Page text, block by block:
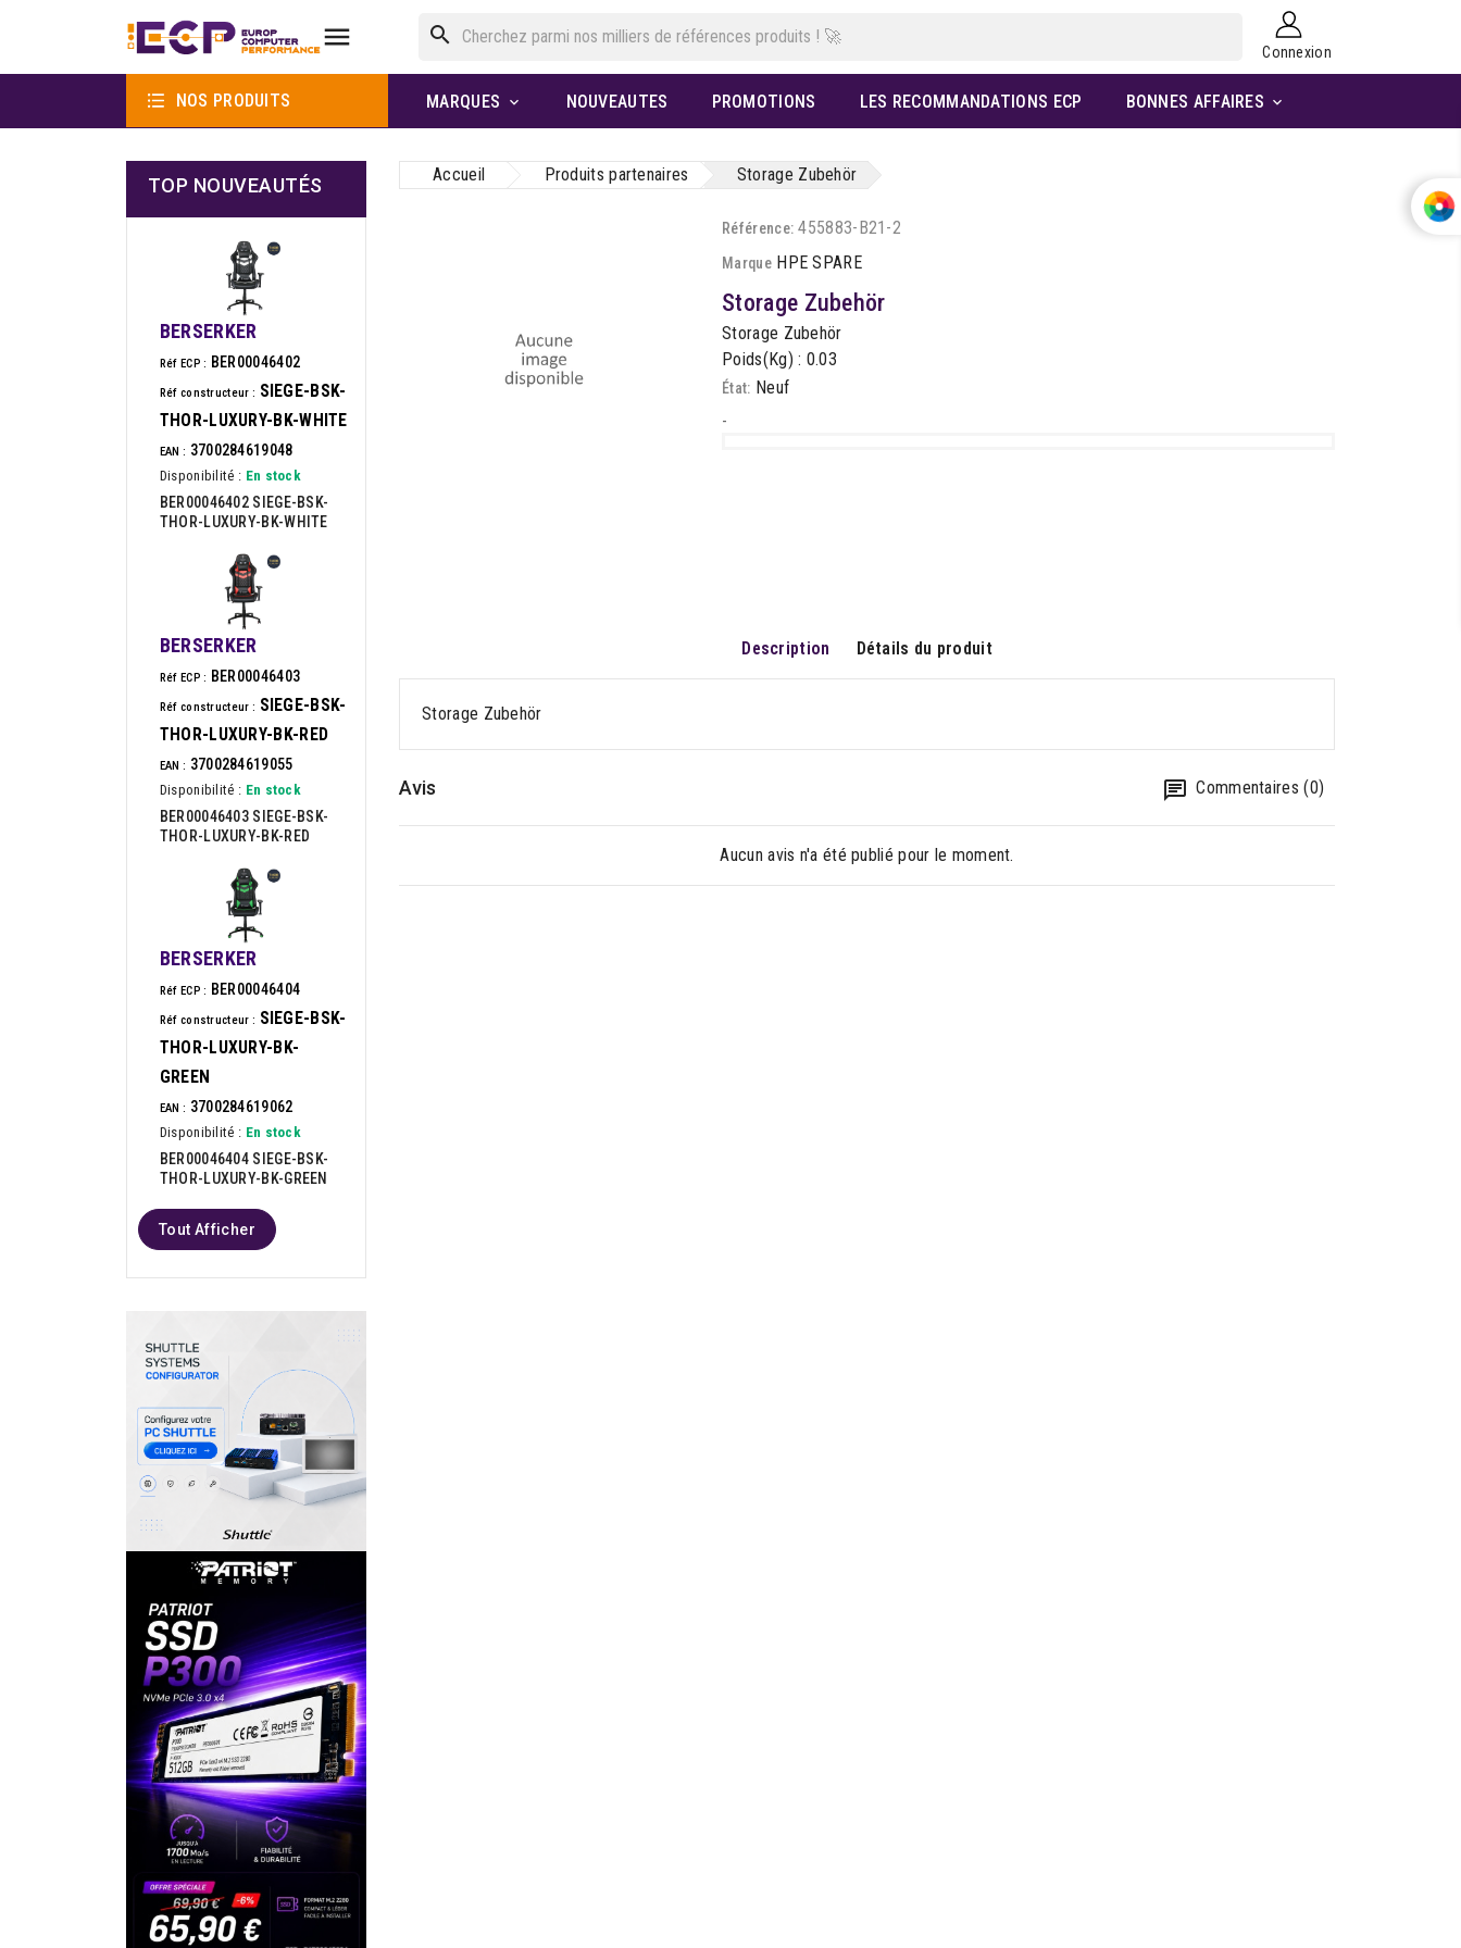
 search
Connexion
 NOS PRODUITS MARQUES  NOUVEAUTES PROMOTIONS LES RECOMMANDATIONS ECP BONNES AFFAIRES 
TOP NOUVEAUTÉS
BERSERKER
Réf ECP : BER00046402
Réf constructeur : SIEGE-BSK-
THOR-LUXURY-BK-WHITE
EAN : 3700284619048
Disponibilité : En stock
BER00046402 SIEGE-BSK-
THOR-LUXURY-BK-WHITE
BERSERKER
Réf ECP : BER00046403
Réf constructeur : SIEGE-BSK-
THOR-LUXURY-BK-RED
EAN : 3700284619055
Disponibilité : En stock
BER00046403 SIEGE-BSK-
THOR-LUXURY-BK-RED
BERSERKER
Réf ECP : BER00046404
Réf constructeur : SIEGE-BSK-
THOR-LUXURY-BK-
GREEN
EAN : 3700284619062
Disponibilité : En stock
BER00046404 SIEGE-BSK-
THOR-LUXURY-BK-GREEN
Tout Afficher
Accueil Produits partenaires Storage Zubehör
Référence: 455883-B21-2
Marque HPE SPARE
Storage Zubehör
Storage Zubehör
Poids(Kg) : 0.03
État: Neuf
-
Description Détails du produit
Storage Zubehör
Avis Commentaires (0)
Aucun avis n'a été publié pour le moment.